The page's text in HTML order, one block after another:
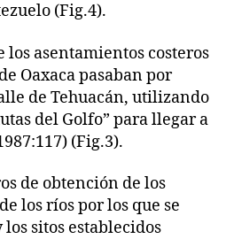
(Fig.4).
los asentamientos costeros
Oaxaca pasaban por
de Tehuacán, utilizando
del Golfo” para llegar a
(Fig.3).
de obtención de los
los ríos por los que se
sitos establecidos